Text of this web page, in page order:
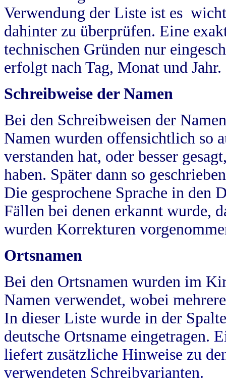
Verwendung der Liste ist es
dahinter zu überprüfen. Eine
technischen Gründen nur
erfolgt nach Tag, Monat und Jahr.
Schreibweise der Namen
Bei den Schreibweisen der
Namen wurden offensichtlich so
verstanden hat, oder besser
haben. Später dann so
Die gesprochene Sprache in
Fällen bei denen erkannt wurde,
wurden Korrekturen
Ortsnamen
Bei den Ortsnamen wurden im
Namen verwendet, wobei
In dieser Liste wurde in der
deutsche Ortsname eingetragen.
liefert zusätzliche Hinweise zu
verwendeten Schreibvarianten.